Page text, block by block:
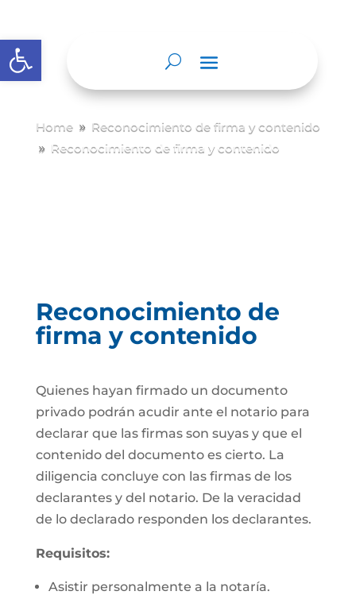
Abrir barra de herramientas
Home 9 Reconocimiento de firma y contenido
9 Reconocimiento de firma y contenido
Reconocimiento de
firma y contenido
Quienes hayan firmado un documento
privado podrán acudir ante el notario para
declarar que las firmas son suyas y que el
contenido del documento es cierto. La
diligencia concluye con las firmas de los
declarantes y del notario. De la veracidad
de lo declarado responden los declarantes.
Requisitos:
Asistir personalmente a la notaría.